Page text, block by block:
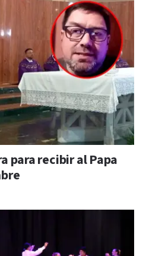
para recibir al Papa